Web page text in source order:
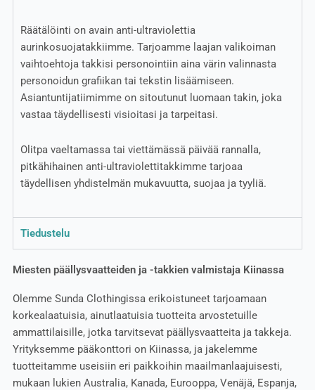
Räätälöinti on avain anti-ultraviolettia
aurinkosuojatakkiimme. Tarjoamme laajan valikoiman
vaihtoehtoja takkisi personointiin aina värin valinnasta
personoidun grafiikan tai tekstin lisäämiseen.
Asiantuntijatiimimme on sitoutunut luomaan takin, joka
vastaa täydellisesti visioitasi ja tarpeitasi.
Olitpa vaeltamassa tai viettämässä päivää rannalla,
pitkähihainen anti-ultraviolettitakkimme tarjoaa
täydellisen yhdistelmän mukavuutta, suojaa ja tyyliä.
Tiedustelu
Miesten päällysvaatteiden ja -takkien valmistaja Kiinassa
Olemme Sunda Clothingissa erikoistuneet tarjoamaan
korkealaatuisia, ainutlaatuisia tuotteita arvostetuille
ammattilaisille, jotka tarvitsevat päällysvaatteita ja takkeja.
Yrityksemme pääkonttori on Kiinassa, ja jakelemme
tuotteitamme useisiin eri paikkoihin maailmanlaajuisesti,
mukaan lukien Australia, Kanada, Eurooppa, Venäjä, Espanja,